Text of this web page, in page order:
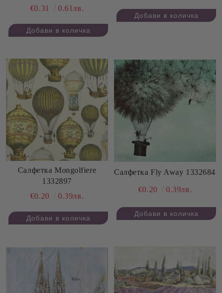
€0.31
0.61лв.
Салфетка Mongolfiere
1332897
€0.20
0.39лв.
Салфетка Fly Away 1332684
€0.20 0.39лв.